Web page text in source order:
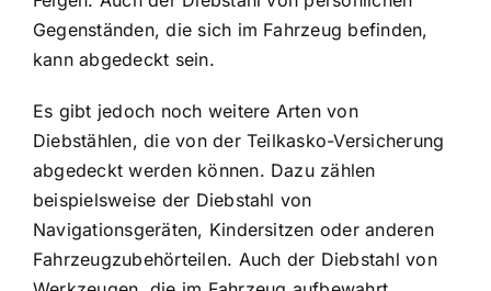
Gegenständen, die sich im Fahrzeug befinden,
kann abgedeckt sein.
Es gibt jedoch noch weitere Arten von
Diebstählen, die von der Teilkasko-Versicherung
abgedeckt werden können. Dazu zählen
beispielsweise der Diebstahl von
Navigationsgeräten, Kindersitzen oder anderen
Fahrzeugzubehörteilen. Auch der Diebstahl von